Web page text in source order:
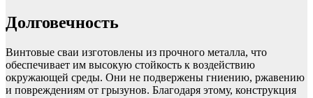
Долговечность
Винтовые сваи изготовлены из прочного металла, что
обеспечивает им высокую стойкость к воздействию
окружающей среды. Они не подвержены гниению, ржавению
и повреждениям от грызунов. Благодаря этому, конструкция